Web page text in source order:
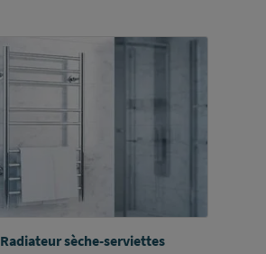
Radiateur sèche-serviettes